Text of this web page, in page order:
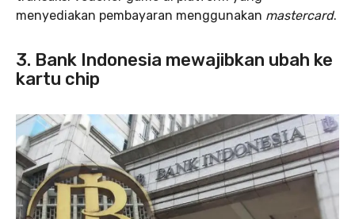
menyediakan pembayaran menggunakan mastercard.
3. Bank Indonesia mewajibkan ubah ke
kartu chip